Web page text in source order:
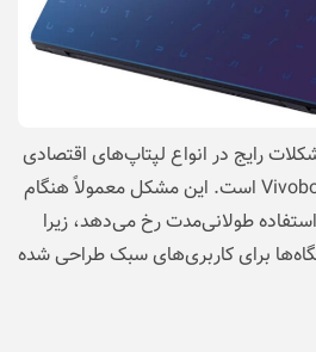
رایج در انواع لپتاپ‌های اقتصادی
از جمله لپ تاپ Vivobook Go 14 است. این مشکل معمولاً هنگام
طولانی‌مدت رخ می‌دهد، زیرا
برای کاربری‌های سبک طراحی شده